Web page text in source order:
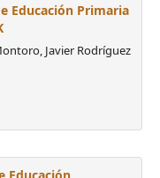
Educación Primaria
Javier Rodríguez
Educación